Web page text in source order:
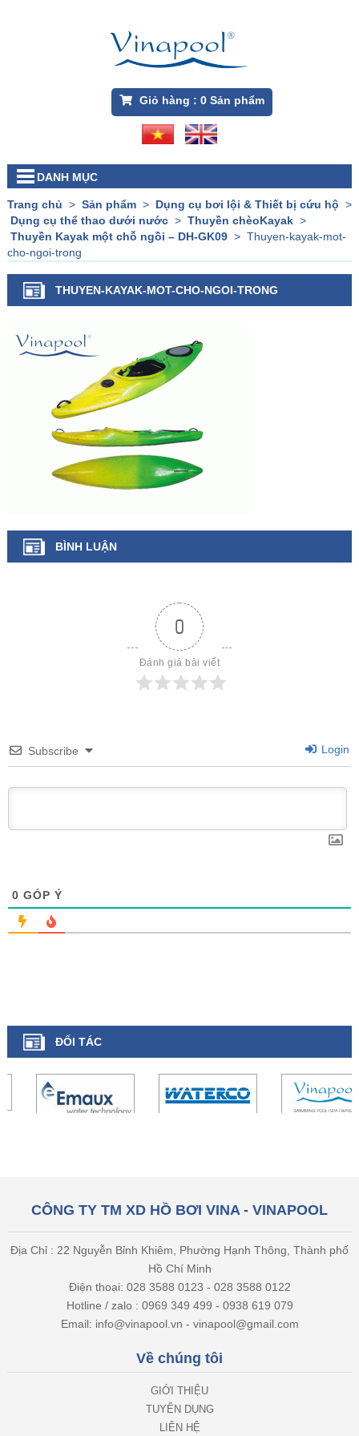
Giỏ hàng : 0Sản phẩm
DANH MỤC
Trang chủ > Sản phẩm> Dụng cụ bơi lội & Thiết bị cứu hộ >
Dụng cụ thể thao dưới nước> Thuyền chèoKayak>
Thuyền Kayak một chỗ ngồi – DH-GK09> Thuyen-kayak-mot-
cho-ngoi-trong
THUYEN-KAYAK-MOT-CHO-NGOI-TRONG
BÌNH LUẬN
0
Đánh giá bài viết
Subscribe Login
0 GÓP Ý
ĐỐI TÁC
CÔNG TY TM XD HỒ BƠI VINA - VINAPOOL
Địa Chỉ : 22 Nguyễn Bỉnh Khiêm, Phường Hạnh Thông, Thành phố
Hồ Chí Minh
Điện thoại: 028 3588 0123 - 028 3588 0122
Hotline / zalo : 0969 349 499 - 0938 619 079
Email: info@vinapool.vn - vinapool@gmail.com
Về chúng tôi
GIỚI THIỆU
TUYỂN DỤNG